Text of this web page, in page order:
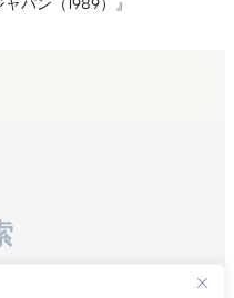
パン（1989）』